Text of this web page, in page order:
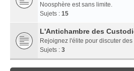
Noosphère est sans limite.
Sujets : 15
L'Antichambre des
Rejoignez l'élite pour discuter des
Sujets : 3